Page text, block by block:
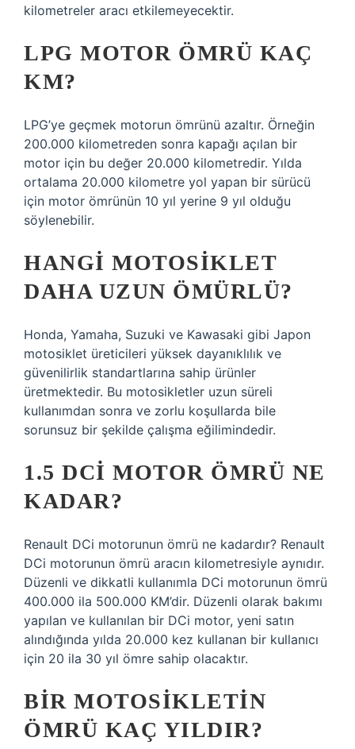
kilometreler aracı etkilemeyecektir.
LPG MOTOR ÖMRÜ KAÇ
KM?
LPG’ye geçmek motorun ömrünü azaltır. Örneğin
200.000 kilometreden sonra kapağı açılan bir
motor için bu değer 20.000 kilometredir. Yılda
ortalama 20.000 kilometre yol yapan bir sürücü
için motor ömrünün 10 yıl yerine 9 yıl olduğu
söylenebilir.
HANGI MOTOSIKLET
DAHA UZUN ÖMÜRLÜ?
Honda, Yamaha, Suzuki ve Kawasaki gibi Japon
motosiklet üreticileri yüksek dayanıklılık ve
güvenilirlik standartlarına sahip ürünler
üretmektedir. Bu motosikletler uzun süreli
kullanımdan sonra ve zorlu koşullarda bile
sorunsuz bir şekilde çalışma eğilimindedir.
1.5 DCI MOTOR ÖMRÜ NE
KADAR?
Renault DCi motorunun ömrü ne kadardır? Renault
DCi motorunun ömrü aracın kilometresiyle aynıdır.
Düzenli ve dikkatli kullanımla DCi motorunun ömrü
400.000 ila 500.000 KM’dir. Düzenli olarak bakımı
yapılan ve kullanılan bir DCi motor, yeni satın
alındığında yılda 20.000 kez kullanan bir kullanıcı
için 20 ila 30 yıl ömre sahip olacaktır.
BIR MOTOSIKLETIN
ÖMRÜ KAÇ YILDIR?